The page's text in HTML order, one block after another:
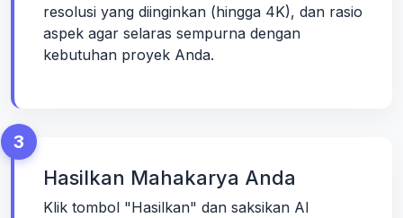
resolusi yang diinginkan (hingga 4K), dan rasio
aspek agar selaras sempurna dengan
kebutuhan proyek Anda.
3
Hasilkan Mahakarya Anda
Klik tombol "Hasilkan" dan saksikan AI